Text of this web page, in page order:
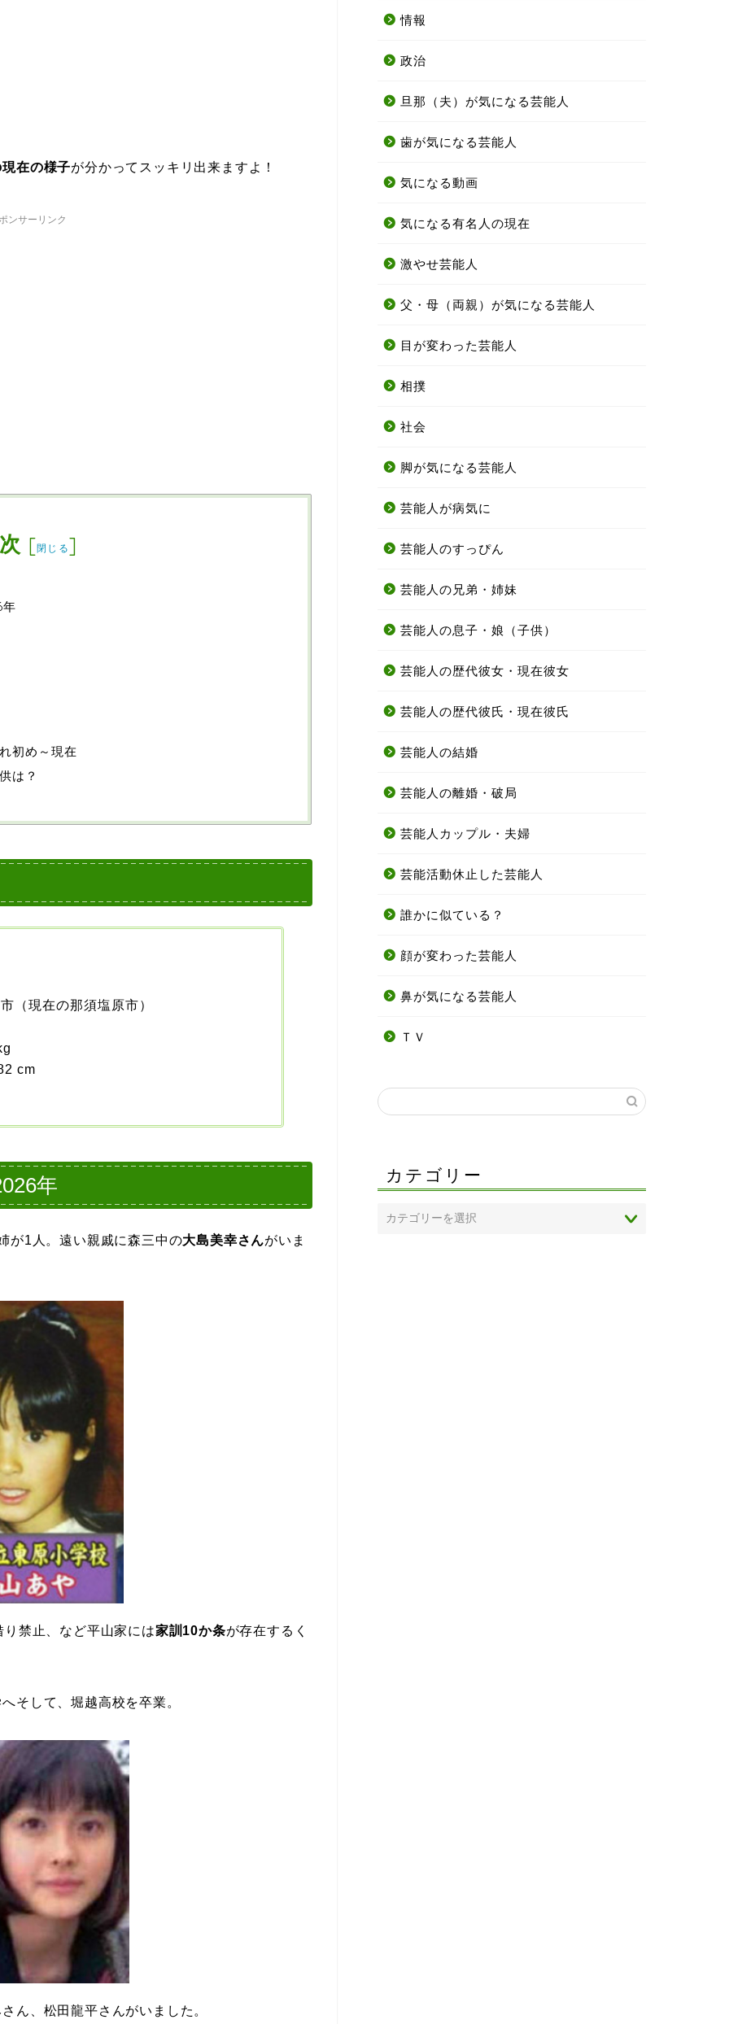
在の様子が分かってスッキリ出来ますよ！
ンサーリンク
[閉じる]
初め～現在
は？
（現在の那須塩原市）
cm
年
が1人。遠い親戚に森三中の大島美幸さんがいま
禁止、など平山家には家訓10か条が存在するく
そして、堀越高校を卒業。
ん、松田龍平さんがいました。
情報
政治
旦那（夫）が気になる芸能人
歯が気になる芸能人
気になる動画
気になる有名人の現在
激やせ芸能人
父・母（両親）が気になる芸能人
目が変わった芸能人
相撲
社会
脚が気になる芸能人
芸能人が病気に
芸能人のすっぴん
芸能人の兄弟・姉妹
芸能人の息子・娘（子供）
芸能人の歴代彼女・現在彼女
芸能人の歴代彼氏・現在彼氏
芸能人の結婚
芸能人の離婚・破局
芸能人カップル・夫婦
芸能活動休止した芸能人
誰かに似ている？
顔が変わった芸能人
鼻が気になる芸能人
ＴＶ
カテゴリー